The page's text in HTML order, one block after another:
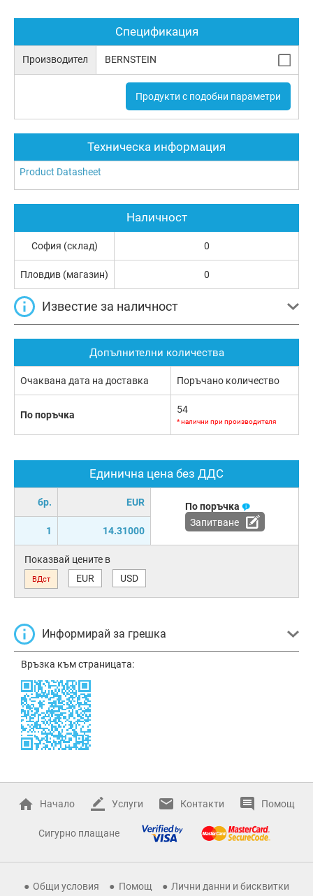
Спецификация
Производител BERNSTEIN
Продукти с подобни параметри
Техническа информация
Product Datasheet
Единична цена без ДДС
бр. EUR
1 14.31000
По поръчка
Запитване
Показвай цените в
ВДст EUR USD
Информирай за грешка
Връзка към страницата:
Наличност
София (склад) 0
Пловдив (магазин) 0
Известие за наличност
Допълнителни количества
Очаквана дата на доставка Поръчано количество
По поръчка 54
* налични при производителя
Начало Услуги Контакти Помощ
Сигурно плащане
Общи условия Помощ Лични данни и бисквитки